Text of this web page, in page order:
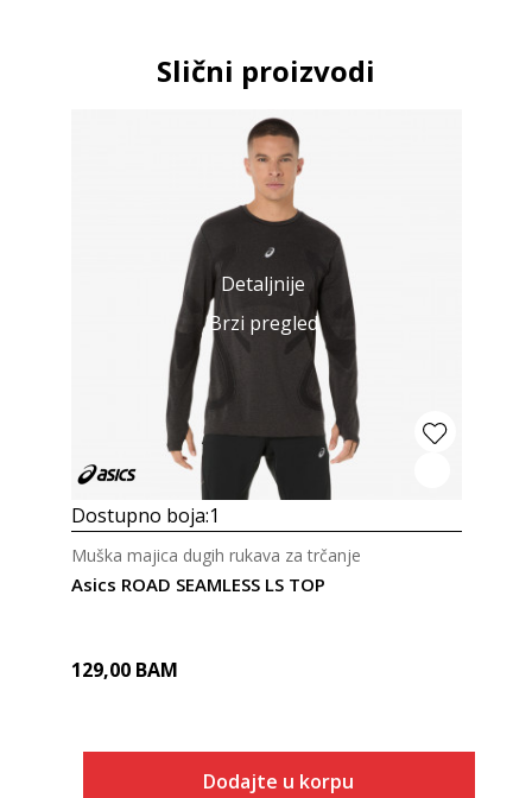
Slični proizvodi
Detaljnije
Brzi pregled
Dostupno boja:1
Asics ROAD SEAMLESS LS TOP
Muška majica dugih rukava za trčanje
129,00 BAM
Dodajte u korpu